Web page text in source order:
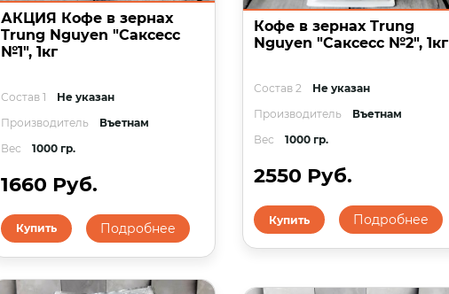
АКЦИЯ Кофе в зернах
Trung Nguyen "Саксесс
№1", 1кг
Состав 1
Не указан
Производитель
Въетнам
Вес
1000 гр.
1660 Руб.
Купить Подробнее
Кофе в зернах Trung
Nguyen "Саксесс №2", 1кг
Состав 2
Не указан
Производитель
Въетнам
Вес
1000 гр.
2550 Руб.
Купить Подробнее